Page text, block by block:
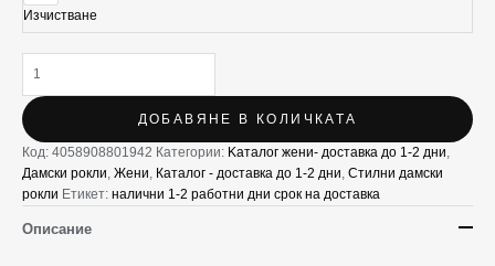
Изчистване
ДОБАВЯНЕ В КОЛИЧКАТА
Код: 4058908801942 Категории: Kаталог жени- доставка до 1-2 дни
Дамски рокли Жени Каталог - доставка до 1-2 дни Стилни дамски
рокли Етикет: налични 1-2 работни дни срок на доставка
Описание